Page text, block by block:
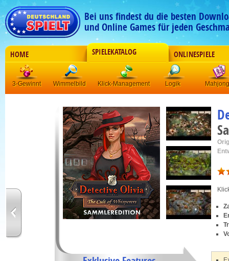
Bei uns findest du die besten
und Online Games für jeden
HOME SPIELEKATALOG ONLINESPIELE
3-Gewinnt Wimmelbild Klick-Management Logik Mahjong